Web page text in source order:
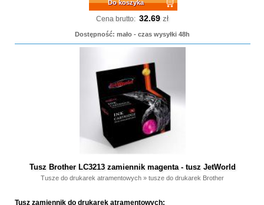
Do koszyka
Cena brutto: 32.69 zł
Dostępność: mało - czas wysyłki 48h
Tusz Brother LC3213 zamiennik magenta - tusz JetWorld
Tusze do drukarek atramentowych »tusze do drukarek Brother
Tusz zamiennik do drukarek atramentowych: